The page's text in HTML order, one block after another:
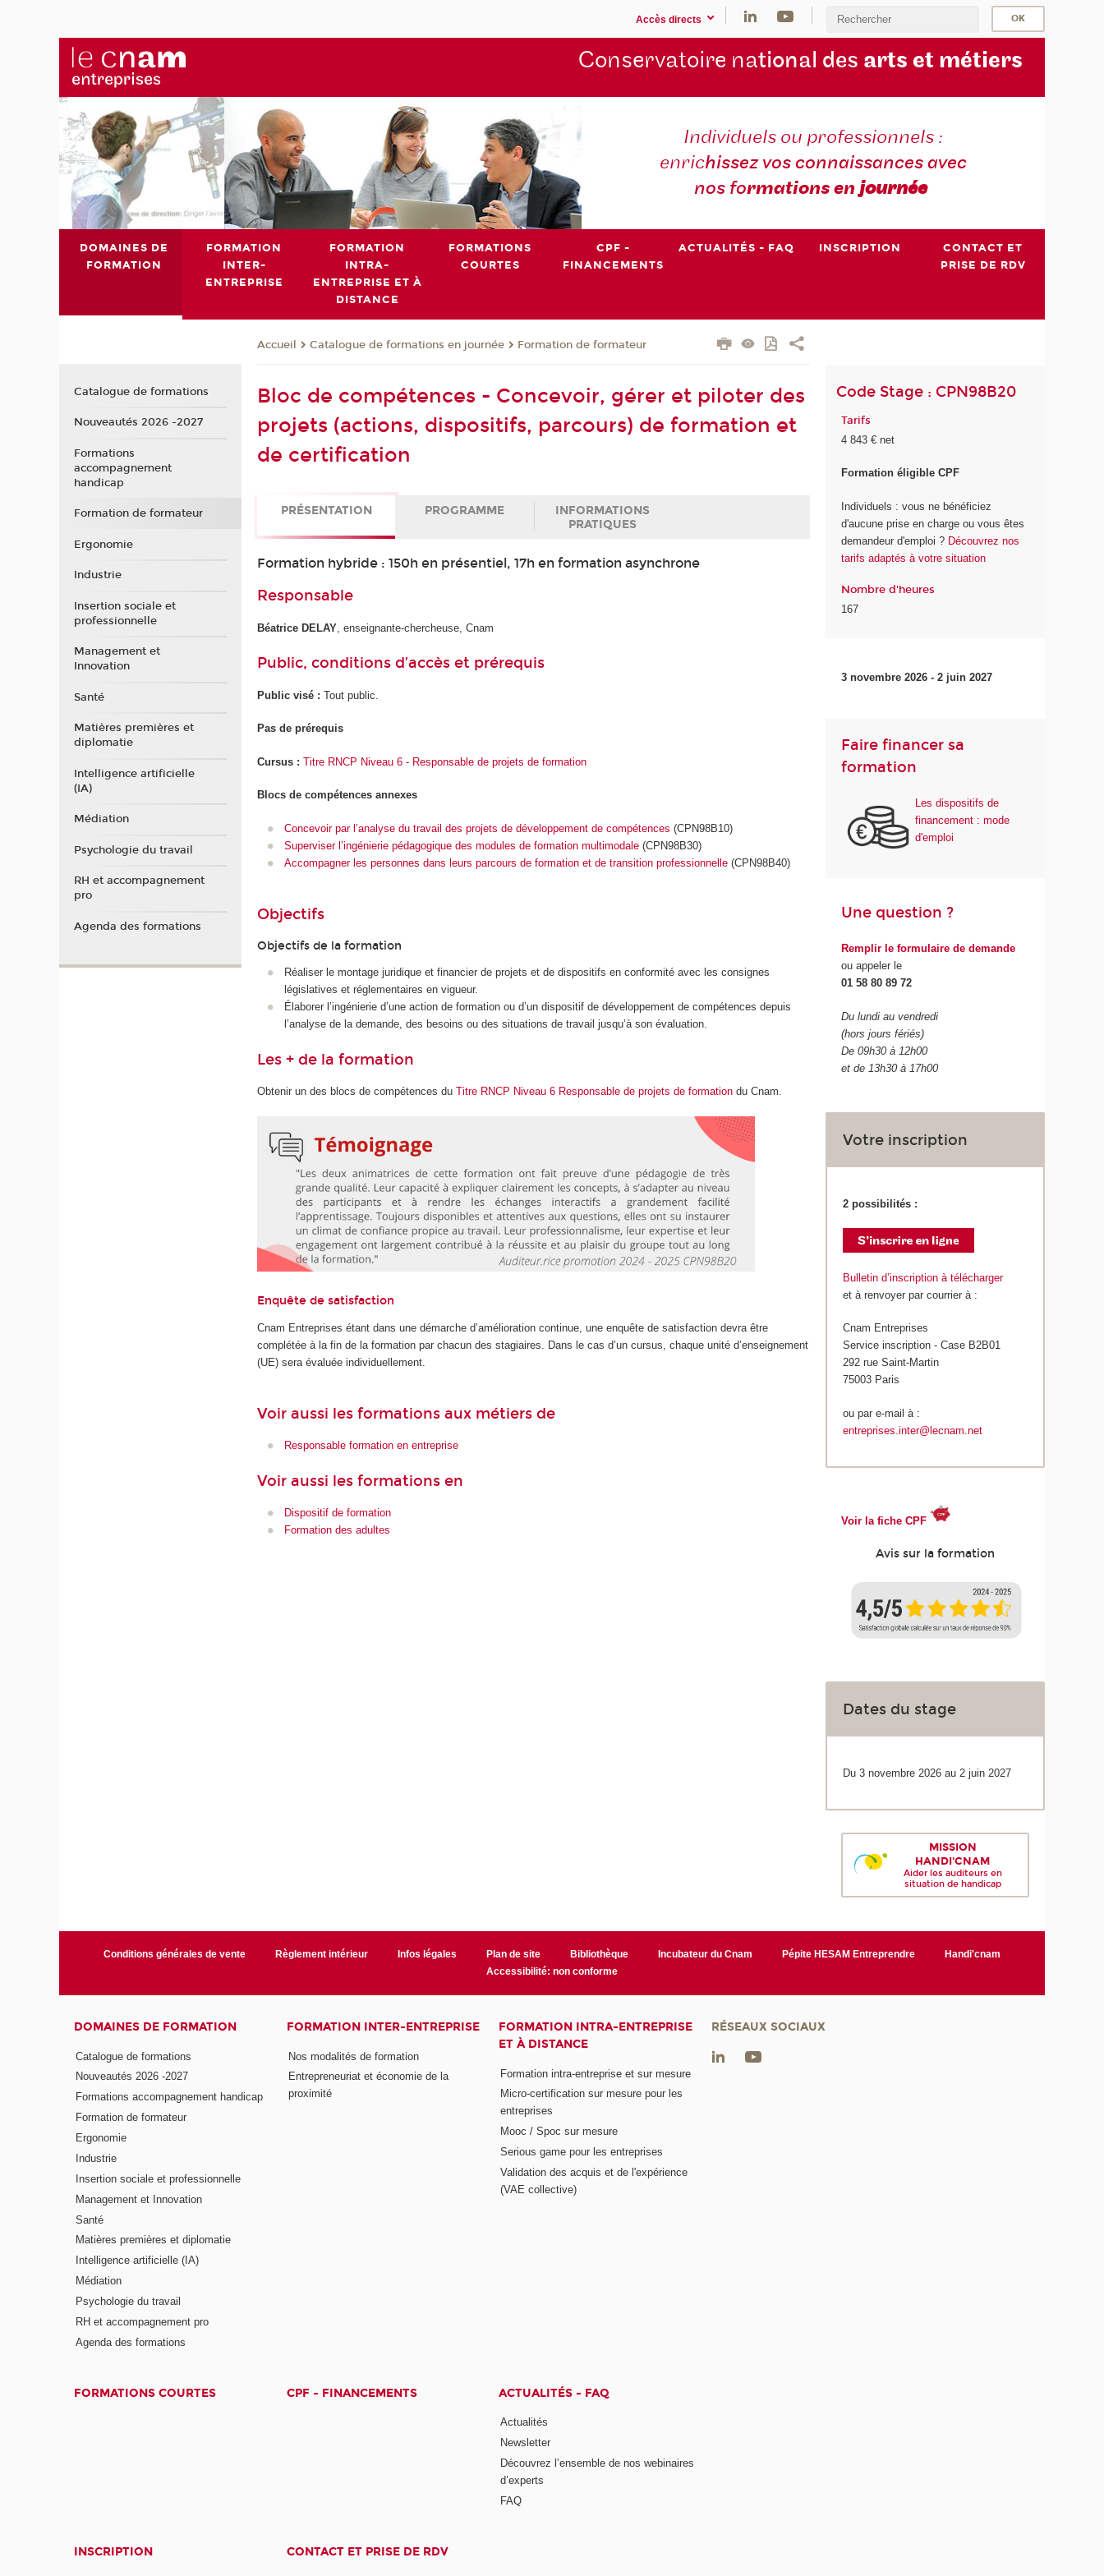
Accès directs
Conservatoire national des arts et métiers
Individuels ou professionnels :
enrichissez vos connaissances avec
nos formations enjournée
DOMAINES DE
FORMATION
FORMATION
INTER-
ENTREPRISE
FORMATION
INTRA-
ENTREPRISE ET À
DISTANCE
FORMATIONS
COURTES
CPF -
FINANCEMENTS
ACTUALITÉS - FAQ INSCRIPTION
CONTACT ET
PRISE DE RDV
Accueil Catalogue de formations en journée Formation de formateur
Bloc de compétences - Concevoir, gérer et piloter des
projets (actions, dispositifs, parcours) de formation et
de certification
PRÉSENTATION PROGRAMME
INFORMATIONS
PRATIQUES
Formation hybride : 150h en présentiel, 17h en formation asynchrone
Responsable
Béatrice DELAY , enseignante-chercheuse, Cnam
Public, conditions d’accès et prérequis
Public visé : Tout public.
Pas de prérequis
Cursus : Titre RNCP Niveau 6 - Responsable de projets de formation
Blocs de compétences annexes
Concevoir par l’analyse du travail des projets de développement de compétences (CPN98B10)
Superviser l’ingénierie pédagogique des modules de formation multimodale(CPN98B30)
Accompagner les personnes dans leurs parcours de formation et de transition professionnelle(CPN98B40)
Objectifs
Objectifs de la formation
Réaliser le montage juridique et financier de projets et de dispositifs en conformité avec les consignes
législatives et réglementaires en vigueur.
Élaborer l’ingénierie d’une action de formation ou d’un dispositif de développement de compétences depuis
l’analyse de la demande, des besoins ou des situations de travail jusqu’à son évaluation.
Les + de la formation
Obtenir un des blocs de compétences duTitre RNCP Niveau 6 Responsable de projets de formation du Cnam.
Enquête de satisfaction
Cnam Entreprises étant dans une démarche d’amélioration continue, une enquête de satisfaction devra être
complétée à la fin de la formation par chacun des stagiaires. Dans le cas d’un cursus, chaque unité d’enseignement
(UE) sera évaluée individuellement.
Voir aussi les formations aux métiers de
Responsable formation en entreprise
Voir aussi les formations en
Dispositif de formation
Formation des adultes
Code Stage : CPN98B20
Tarifs
4 843 € net
Formation éligible CPF
Individuels : vous ne bénéficiez
d'aucune prise en charge ou vous êtes
demandeur d'emploi ? Découvrez nos
tarifs adaptés à votre situation
Nombre d'heures
167
3 novembre 2026 - 2 juin 2027
Faire financer sa
formation
Les dispositifs de
financement : mode
d'emploi
Une question ?
Remplir le formulaire de demande
ou appeler le
01 58 80 89 72
Du lundi au vendredi
(hors jours fériés)
De 09h30 à 12h00
et de 13h30 à 17h00
Votre inscription
2 possibilités :
Bulletin d’inscription à télécharger
et à renvoyer par courrier à :
Cnam Entreprises
Service inscription - Case B2B01
292 rue Saint-Martin
75003 Paris
ou par e-mail à :
entreprises.inter@lecnam.net
Voir la fiche CPF
Avis sur la formation
Dates du stage
Du 3 novembre 2026 au 2 juin 2027
MISSION
HANDI'CNAM
Aider les auditeurs en
situation de handicap
Catalogue de formations
Nouveautés 2026 -2027
Formations
accompagnement
handicap
Formation de formateur
Ergonomie
Industrie
Insertion sociale et
professionnelle
Management et
Innovation
Santé
Matières premières et
diplomatie
Intelligence artificielle
(IA)
Médiation
Psychologie du travail
RH et accompagnement
pro
Agenda des formations
Conditions générales de vente Règlement intérieur Infos légales Plan de site Bibliothèque Incubateur du Cnam Pépite HESAM Entreprendre
Handi'cnam
Accessibilité: non conforme
DOMAINES DE FORMATION
Catalogue de formations
Nouveautés 2026 -2027
Formations accompagnement handicap
Formation de formateur
Ergonomie
Industrie
Insertion sociale et professionnelle
Management et Innovation
Santé
Matières premières et diplomatie
Intelligence artificielle (IA)
Médiation
Psychologie du travail
RH et accompagnement pro
Agenda des formations
FORMATION INTER-ENTREPRISE
Nos modalités de formation
Entrepreneuriat et économie de la
proximité
FORMATION INTRA-ENTREPRISE
ET À DISTANCE
Formation intra-entreprise et sur mesure
Micro-certification sur mesure pour les
entreprises
Mooc / Spoc sur mesure
Serious game pour les entreprises
Validation des acquis et de l'expérience
(VAE collective)
FORMATIONS COURTES CPF - FINANCEMENTS ACTUALITÉS - FAQ
Actualités
Newsletter
Découvrez l’ensemble de nos webinaires
d’experts
FAQ
INSCRIPTION CONTACT ET PRISE DE RDV
RÉSEAUX SOCIAUX